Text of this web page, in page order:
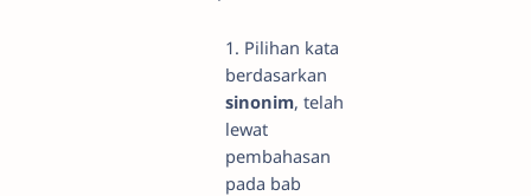
1. Pilihan kata
berdasarkan
sinonim, telah
lewat
pembahasan
pada bab